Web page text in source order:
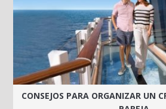
CONSEJOS PARA ORGANIZAR UN